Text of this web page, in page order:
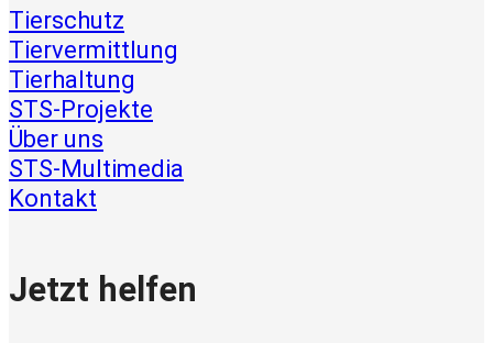
Tierschutz
Tiervermittlung
Tierhaltung
STS-Projekte
Über uns
STS-Multimedia
Kontakt
Jetzt helfen